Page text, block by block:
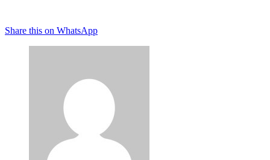
Share this on WhatsApp